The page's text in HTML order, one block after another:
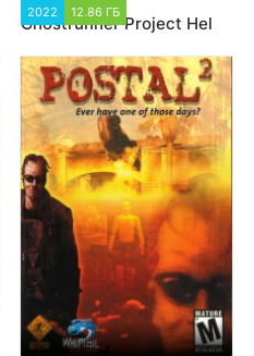
2022 12.86 ГБ
Ghostrunner Project Hel